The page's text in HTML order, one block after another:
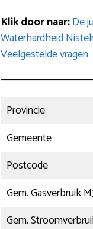
Klik door naar:De
Waterhardheid
Veelgestelde vragen
Provincie
Gemeente
Postcode
Gem. Gasverbruik
Gem.